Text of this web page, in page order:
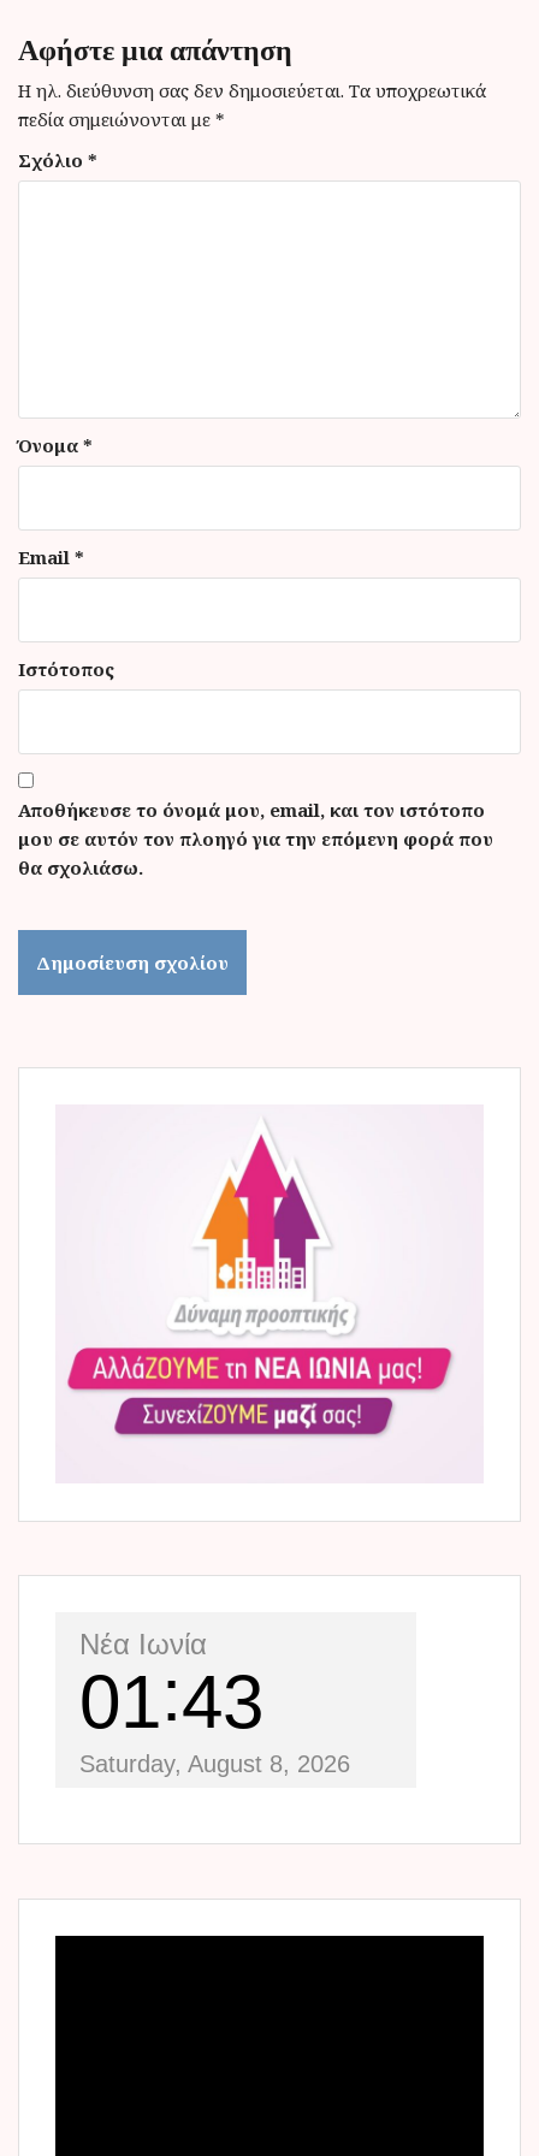
σ
η
ά
ρ
Αφήστε μια απάντηση
Η ηλ. διεύθυνση σας δεν δημοσιεύεται. Τα υποχρεωτικά
πεδία σημειώνονται με *
Σχόλιο *
Όνομα *
Email *
Ιστότοπος
Αποθήκευσε το όνομά μου, email, και τον ιστότοπο
μου σε αυτόν τον πλοηγό για την επόμενη φορά που
θα σχολιάσω.
Νέα Ιωνία
01 43
Saturday, August 8, 2026